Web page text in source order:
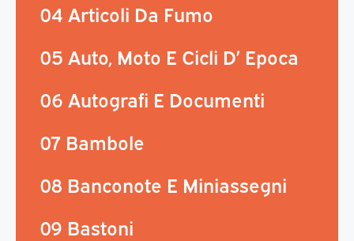
04 Articoli Da Fumo
05 Auto, Moto E Cicli D’ Epoca
06 Autografi E Documenti
07 Bambole
08 Banconote E Miniassegni
09 Bastoni